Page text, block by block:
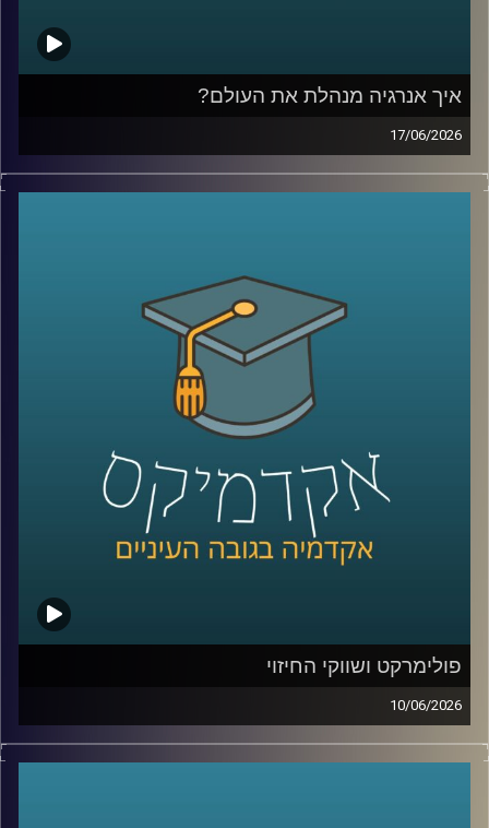
איך אנרגיה מנהלת את העולם?
17/06/2026
בשנים האחרונות אנחנו שומעים בלי סוף על משברי אנרגיה,
מחירי נפט, גז טבעי, מצרי הורמוז ומאבקי כוח בין מדינות, אבל
ביטחון לאומי והשפעה עולמית.
בפרק של היום נדבר על איך אנרגיה מעצבת את העולם
שאנחנו חיים בו, איך גילוי הגז שינה את המעמד של ישראל
במזרח התיכון, למה מצרים הפכה לשחקנית מרכזית בתחום,
ואיך שיתופי פעולה אנרגטיים יכולים להשפיע גם על יחסים
איתנו היום ד״ר עמית מור, מנכ"ל משותף באקו-אנרג'י יעוץ
כלכלי אסטרטגי ומרצה באוניברסיטת רייכמן. מומחה בינ"ל
לכלכלת אנרגיה וסביבה, חשמל גז טבעי ונפט, בעל ניסיון עשיר
בייעוץ לממשלות, חברות בינלאומיות ומוסדות פיננסיים, יועץ
לבנק העולמי בפרויקטים גלובליים בתחומי אנרגיה ותשתיות.
פולימרקט ושווקי החיזוי
10/06/2026
האם ישו יחזור בשנת 2026?
האם תהיה תקיפה באיראן לפני סוף החודש?